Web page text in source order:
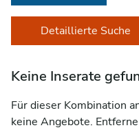
Detaillierte Suche
Keine Inserate
Für dieser Kombination
keine Angebote.